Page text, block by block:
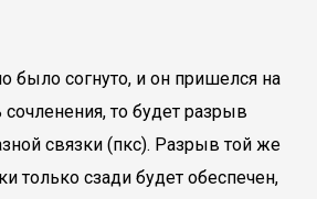
было согнуто, и он пришелся на
то будет разрыв
связки (пкс). Разрыв той же
только сзади будет обеспечен,